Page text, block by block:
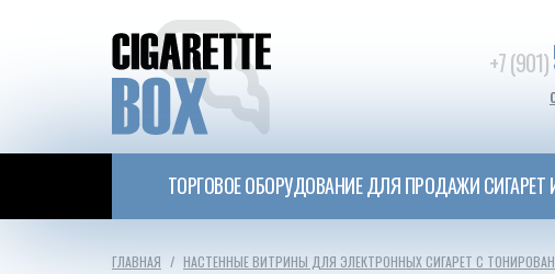
+7 (901)
ТОРГОВОЕ ОБОРУДОВАНИЕ ДЛЯ ПРОДАЖИ
ГЛАВНАЯ НАСТЕННЫЕ ВИТРИНЫ ДЛЯ ЭЛЕКТРОННЫХ СИГАРЕТ С